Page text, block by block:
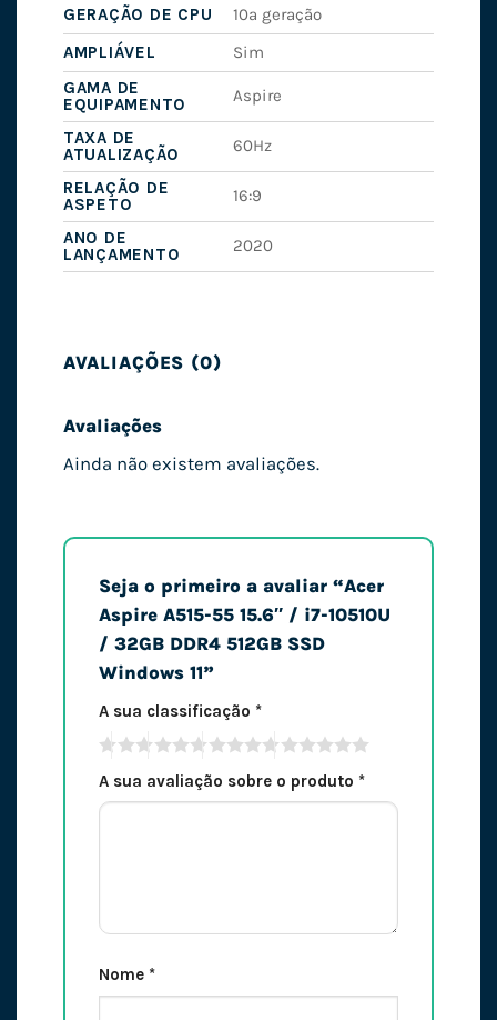
GERAÇÃO DE CPU
10ª geração
AMPLIÁVEL
Sim
GAMA DE
EQUIPAMENTO
Aspire
TAXA DE
ATUALIZAÇÃO
60Hz
RELAÇÃO DE
ASPETO
16:9
ANO DE
LANÇAMENTO
2020
AVALIAÇÕES (0)
Avaliações
Ainda não existem avaliações.
Seja o primeiro a avaliar “Acer
Aspire A515-55 15.6″ / i7-10510U
/ 32GB DDR4 512GB SSD
Windows 11”
A sua classificação *
A sua avaliação sobre o produto *
Nome *